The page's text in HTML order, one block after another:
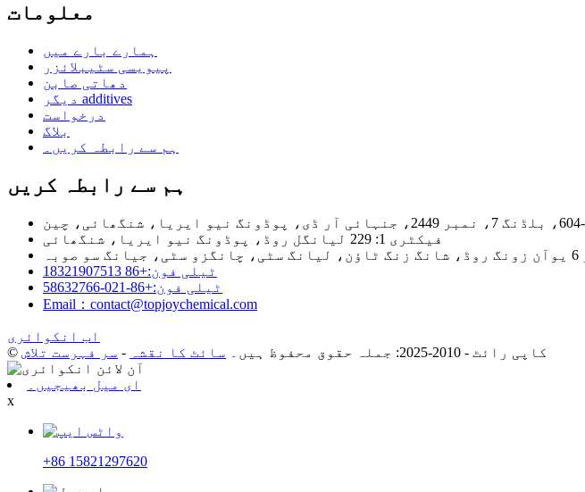
معلومات
ہمارے بارے میں
پیویسی سٹیبلائزر
دھاتی صابن
دیگر additives
درخواست
بلاگ
ہم سے رابطہ کریں۔
ہم سے رابطہ کریں
فیکٹری 1: 229 لیانگل روڈ، پوڈونگ نیو ایریا، شنگھائی
ٹیلی فون:+86 18321907513
ٹیلی فون:+86-021-58632766
Email：contact@topjoychemical.com
اب انکوائری
© کاپی رائٹ - 2010-2025: جملہ حقوق محفوظ ہیں۔
سائٹ کا نقشہ - سر فہرست تلاش
ای میل بھیجیں۔
x
+86 15821297620